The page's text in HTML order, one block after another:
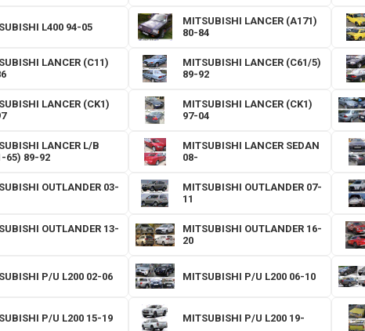
L400 94-05
MITSUBISHI LANCER (A171)
80-84
LANCER (C11)
MITSUBISHI LANCER (C61/5)
89-92
LANCER (CK1)
MITSUBISHI LANCER (CK1)
97-04
LANCER L/B
65) 89-92
MITSUBISHI LANCER SEDAN
08-
OUTLANDER 03-
MITSUBISHI OUTLANDER 07-
11
OUTLANDER 13-
MITSUBISHI OUTLANDER 16-
20
P/U L200 02-06 MITSUBISHI P/U L200 06-10
P/U L200 15-19 MITSUBISHI P/U L200 19-